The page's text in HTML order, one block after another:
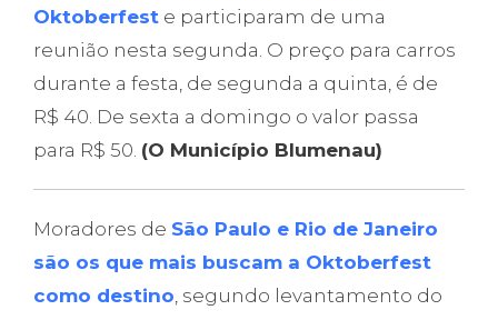
Oktoberfest e participaram de uma
reunião nesta segunda. O preço para carros
durante a festa, de segunda a quinta, é de
R$ 40. De sexta a domingo o valor passa
para R$ 50. (O Município Blumenau)
Moradores de São Paulo e Rio de Janeiro
são os que mais buscam a Oktoberfest
como destino, segundo levantamento do